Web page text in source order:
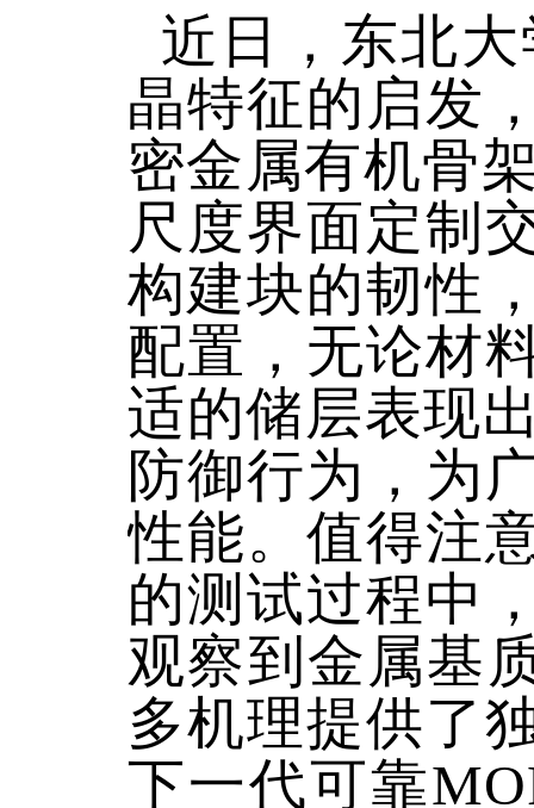
近日，东北
晶特征的启发
密金属有机骨
尺度界面定制
构建块的韧性
配置，无论材
适的储层表现
防御行为，为
性能。值得注
的测试过程中
观察到金属基
多机理提供了
下一代可靠